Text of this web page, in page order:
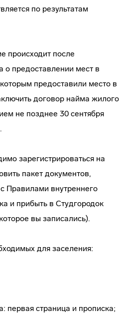
по результатам
происходит после
о предоставлении мест в
предоставили место в
договор найма жилого
не позднее 30 сентября
зарегистрироваться на
пакет документов,
Правилами внутреннего
и прибыть в Студгородок
вы записались).
для заселения:
первая страница и прописка;